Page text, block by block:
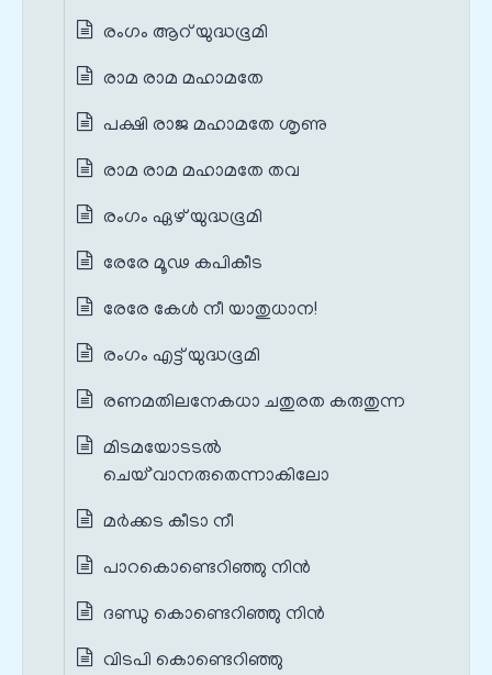
രംഗം ആറ് യുദ്ധഭൂമി
രാമ രാമ മഹാമതേ
പക്ഷി രാജ മഹാമതേ ശൃണു
രാമ രാമ മഹാമതേ തവ
രംഗം ഏഴ് യുദ്ധഭൂമി
രേരേ മൂഢ കപികീട
രേരേ കേൾ നീ യാതുധാന!
രംഗം എട്ട് യുദ്ധഭൂമി
രണമതിലനേകധാ ചതുരത കരുതുന്ന
മിടമയോടടൽ
ചെയ്`വാനരുതെന്നാകിലോ
മര്‍ക്കട കീടാ നീ
പാറകൊണ്ടെറിഞ്ഞു നിന്‍
ദണ്ഡു കൊണ്ടെറിഞ്ഞു നിന്‍
വിടപി കൊണ്ടെറിഞ്ഞു